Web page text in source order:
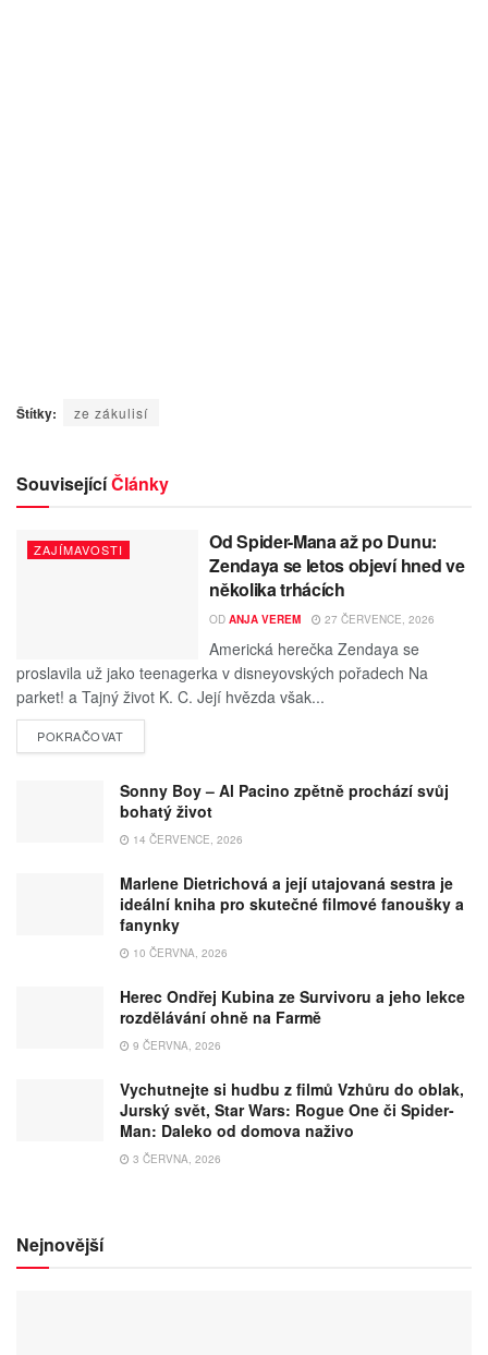
Štítky: ze zákulisí
SouvisejícíČlánky
ZAJÍMAVOSTI
Od Spider-Mana až po Dunu:
Zendaya se letos objeví hned ve
několika trhácích
OD ANJA VEREM 27 ČERVENCE, 2026
Americká herečka Zendaya se
proslavila už jako teenagerka v disneyovských pořadech Na
parket! a Tajný život K. C. Její hvězda však...
POKRAČOVAT
Sonny Boy – Al Pacino zpětně prochází svůj
bohatý život
14 ČERVENCE, 2026
Marlene Dietrichová a její utajovaná sestra je
ideální kniha pro skutečné filmové fanoušky a
fanynky
10 ČERVNA, 2026
Herec Ondřej Kubina ze Survivoru a jeho lekce
rozdělávání ohně na Farmě
9 ČERVNA, 2026
Vychutnejte si hudbu z filmů Vzhůru do oblak,
Jurský svět, Star Wars: Rogue One či Spider-
Man: Daleko od domova naživo
3 ČERVNA, 2026
Nejnovější